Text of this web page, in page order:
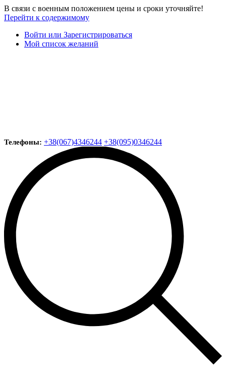
В связи с военным положением цены и сроки уточняйте!
Перейти к содержимому
Войти или Зарегистрироваться
Мой список желаний
Телефоны: +38(067)4346244 +38(095)0346244